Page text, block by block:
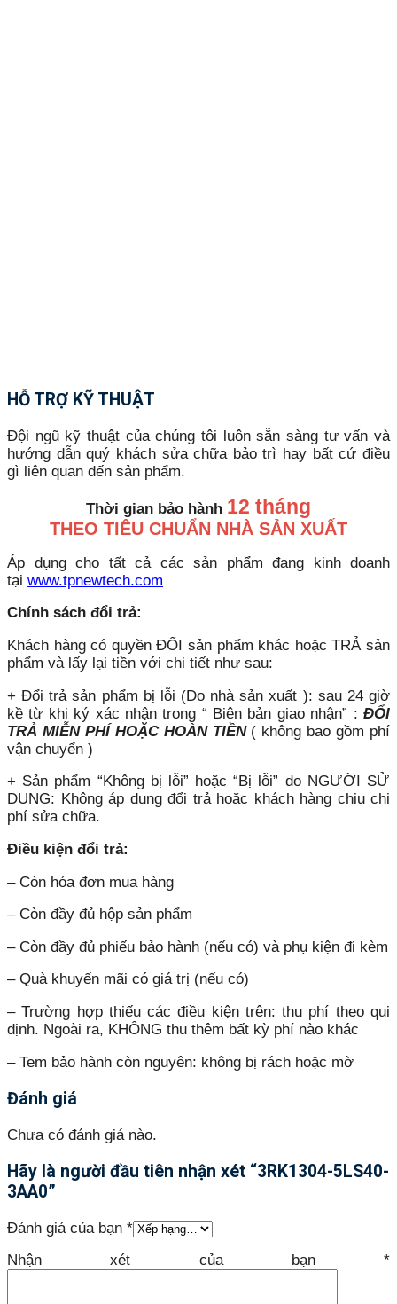
HỖ TRỢ KỸ THUẬT
Đội ngũ kỹ thuật của chúng tôi luôn sẵn sàng tư vấn và
hướng dẫn quý khách sửa chữa bảo trì hay bất cứ điều
gì liên quan đến sản phẩm.
Thời gian bảo hành 12 tháng
THEO TIÊU CHUẨN NHÀ SẢN XUẤT
Áp dụng cho tất cả các sản phẩm đang kinh doanh
tại www.tpnewtech.com
Chính sách đổi trả:
Khách hàng có quyền ĐỔI sản phẩm khác hoặc TRẢ sản
phẩm và lấy lại tiền với chi tiết như sau:
+ Đổi trả sản phẩm bị lỗi (Do nhà sản xuất ): sau 24 giờ
kề từ khi ký xác nhận trong “ Biên bản giao nhận” : ĐỔI
TRẢ MIỄN PHÍ HOẶC HOÀN TIỀN( không bao gồm phí
vận chuyển )
+ Sản phẩm “Không bị lỗi” hoặc “Bị lỗi” do NGƯỜI SỬ
DỤNG: Không áp dụng đổi trả hoặc khách hàng chịu chi
phí sửa chữa.
Điều kiện đổi trả:
– Còn hóa đơn mua hàng
– Còn đầy đủ hộp sản phẩm
– Còn đầy đủ phiếu bảo hành (nếu có) và phụ kiện đi kèm
– Quà khuyến mãi có giá trị (nếu có)
– Trường hợp thiếu các điều kiện trên: thu phí theo qui
định. Ngoài ra, KHÔNG thu thêm bất kỳ phí nào khác
– Tem bảo hành còn nguyên: không bị rách hoặc mờ
Đánh giá
Chưa có đánh giá nào.
Hãy là người đầu tiên nhận xét “3RK1304-5LS40-
3AA0”
Đánh giá của bạn *
Nhận xét của bạn *